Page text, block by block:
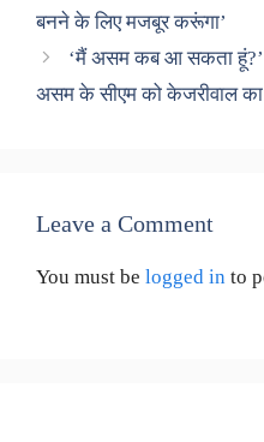
बनने के लिए मजबूर करूंगा’
‘मैं असम कब आ सकता हूं?’
असम के सीएम को केजरीवाल
Leave a Comment
You must be logged in to